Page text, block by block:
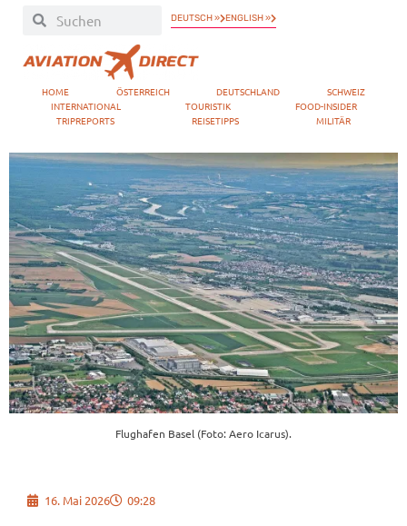
DEUTSCH » ENGLISH »
HOME ÖSTERREICH DEUTSCHLAND
SCHWEIZ
INTERNATIONAL
TOURISTIK
FOOD-INSIDER
TRIPREPORTS
REISETIPPS MILITÄR
Flughafen Basel (Foto: Aero Icarus).
16. Mai 2026 09:28